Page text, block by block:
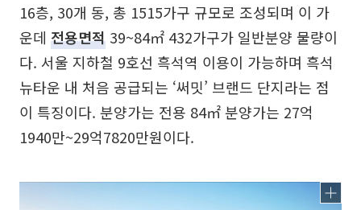
16층, 30개 동, 총 1515가구 규모로 조성되며 이 가
운데 전용면적 39~84㎡ 432가구가 일반분양 물량이
다. 서울 지하철 9호선 흑석역 이용이 가능하며 흑석
뉴타운 내 처음 공급되는 ‘써밋’ 브랜드 단지라는 점
이 특징이다. 분양가는 전용 84㎡ 분양가는 27억
1940만~29억7820만원이다.